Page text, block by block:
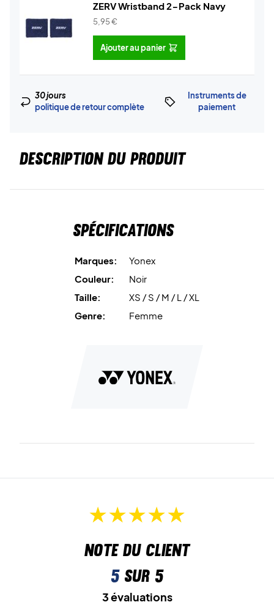
ZERV Wristband 2-Pack Navy
5,95€
Ajouter au panier
30 jours
politique de retour complète
Instruments de
paiement
DESCRIPTION DU PRODUIT
Spécifications
Marques:
Yonex
Couleur:
Noir
Taille:
XS / S / M / L / XL
Genre:
Femme
Note du client
5sur 5
3 évaluations